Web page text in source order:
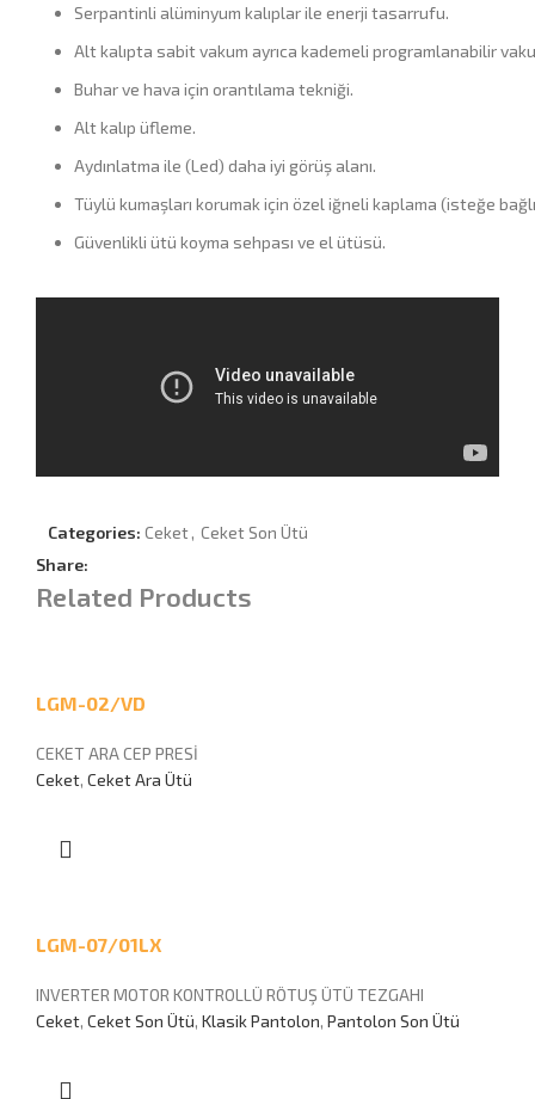
Serpantinli alüminyum kalıplar ile enerji tasarrufu.
Alt kalıpta sabit vakum ayrıca kademeli programlanabilir
Buhar ve hava için orantılama tekniği.
Alt kalıp üfleme.
Aydınlatma ile (Led) daha iyi görüş alanı.
Tüylü kumaşları korumak için özel iğneli kaplama (isteğe
Güvenlikli ütü koyma sehpası ve el ütüsü.
Categories: Ceket, Ceket Son Ütü
Share:
Related Products
LGM-02/VD
CEKET ARA CEP PRESİ
Ceket, Ceket Ara Ütü
LGM-07/01LX
INVERTER MOTOR KONTROLLÜ RÖTUŞ ÜTÜ TEZGAHI
Ceket, Ceket Son Ütü, Klasik Pantolon, Pantolon Son Ütü